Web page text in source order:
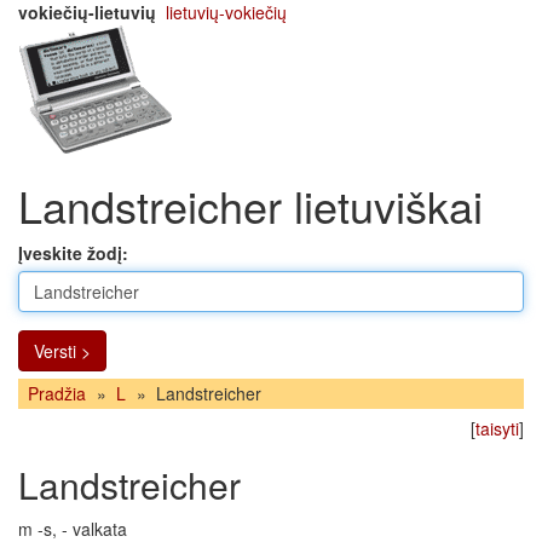
vokiečių-lietuvių lietuvių-vokiečių
Landstreicher lietuviškai
Įveskite žodį:
Versti >
Pradžia » L » Landstreicher
[taisyti]
Landstreicher
m -s, - valkata